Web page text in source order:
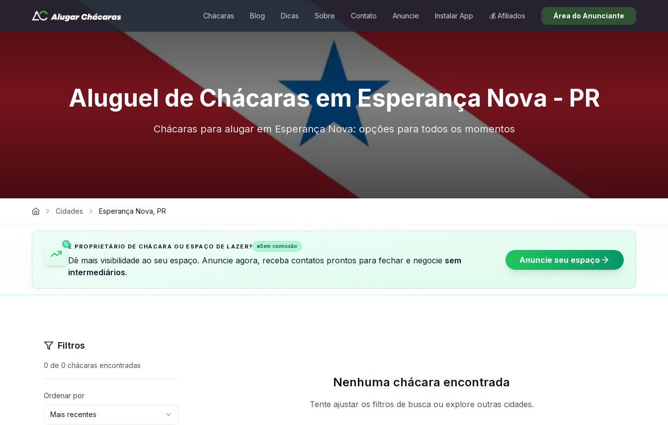
Chácaras Blog Dicas Sobre Contato Anuncie Instalar App 💰 Afiliados Área do Anunciante
Aluguel de Chácaras em Esperança Nova - PR
Chácaras para alugar em Esperança Nova: opções para todos os momentos
Cidades Esperança Nova, PR
É PROPRIETÁRIO DE CHÁCARA OU ESPAÇO DE LAZER? Sem comissão
Dê mais visibilidade ao seu espaço. Anuncie agora, receba contatos prontos para fechar e negocie sem
intermediários.
Anuncie seu espaço
Filtros
0 de 0 chácaras encontradas
Ordenar por
Mais recentes
Nenhuma chácara encontrada
Tente ajustar os filtros de busca ou explore outras cidades.